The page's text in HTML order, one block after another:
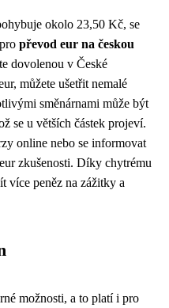
okolo 23,50 Kč, se
převod eur na českou
dovolenou v České
můžete ušetřit nemalé
směnárnami může být
se u větších částek projeví.
online nebo se informovat
zkušenosti. Díky chytrému
více peněz na zážitky a
možnosti, a to platí i pro